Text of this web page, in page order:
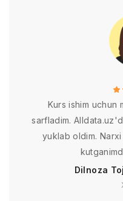
Kurs ishim uchun
sarfladim.
yuklab oldim.
Dilnoza